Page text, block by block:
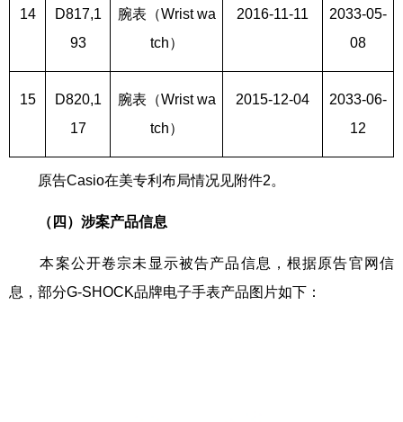
14
D817,1
93
腕表（Wrist wa
tch）
2016-11-11
2033-05-
08
15
D820,1
17
腕表（Wrist wa
tch）
2015-12-04
2033-06-
12
原告Casio在美专利布局情况见附件2。
（四） 涉案产品信息
本案公开卷宗未显示被告产品信息，根据原告官网信
息，部分G-SHOCK品牌电子手表产品图片如下：